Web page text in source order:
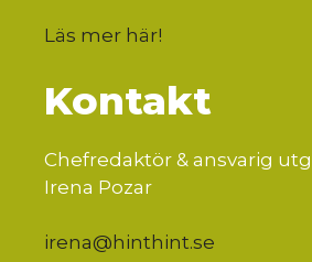
Läs mer här!
Kontakt
Chefredaktör & ansvarig
Irena Pozar
irena@hinthint.se